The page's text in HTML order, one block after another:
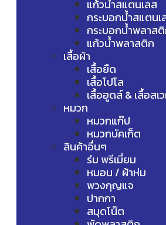
แก้วน้ำสแตนเลส
กระบอกน้ำสแตนเ
กระบอกน้ำพลาส
แก้วน้ำพลาสติก
เสื้อผ้า
เสื้อยืด
เสื้อโปโล
เสื้อฮูดส์ & เสื้อสเ
หมวก
หมวกแก๊ป
หมวกบัคเก็ต
สินค้าอื่นๆ
ร่ม พรีเมี่ยม
หมอน / ผ้าห่ม
พวงกุญแจ
ปากกา
สมุดโน๊ต